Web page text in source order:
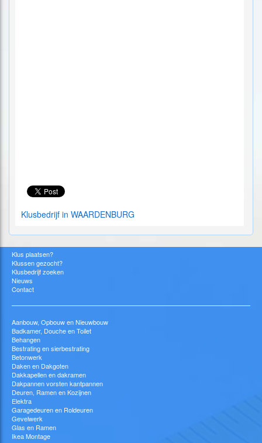
Klusbedrijf in WAARDENBURG
Klus plaatsen?
Klussen gezocht?
Klusbedrijf zoeken
Nieuws
Contact
Aanbouw, Opbouw en Nieuwbouw
Badkamer, Douche en Toilet
Behangen
Bestrating en sierbestrating
Betonwerk
Daken en Dakgoten
Dakkapellen en dakramen
Dakpannen vorsten kantpannen
Deuren, Ramen en Kozijnen
Elektra
Garagedeuren en Roldeuren
Gevelwerk
Glas en Ramen
Ikea Montage